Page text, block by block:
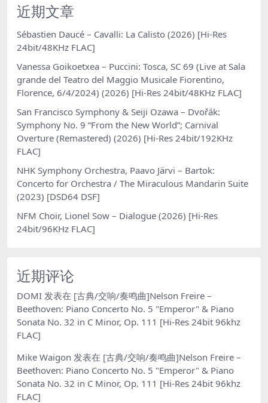
近期文章
Sébastien Daucé – Cavalli: La Calisto (2026) [Hi-Res
24bit/48KHz FLAC]
Vanessa Goikoetxea – Puccini: Tosca, SC 69 (Live at Sala
grande del Teatro del Maggio Musicale Fiorentino,
Florence, 6/4/2024) (2026) [Hi-Res 24bit/48KHz FLAC]
San Francisco Symphony & Seiji Ozawa – Dvořák:
Symphony No. 9 “From the New World”; Carnival
Overture (Remastered) (2026) [Hi-Res 24bit/192KHz
FLAC]
NHK Symphony Orchestra, Paavo Järvi – Bartok:
Concerto for Orchestra / The Miraculous Mandarin Suite
(2023) [DSD64 DSF]
NFM Choir, Lionel Sow – Dialogue (2026) [Hi-Res
24bit/96KHz FLAC]
近期评论
DOMI 发表在 [古典/交响/奏鸣曲]Nelson Freire –
Beethoven: Piano Concerto No. 5 "Emperor" & Piano
Sonata No. 32 in C Minor, Op. 111 [Hi-Res 24bit 96khz
FLAC]
Mike Waigon 发表在 [古典/交响/奏鸣曲]Nelson Freire –
Beethoven: Piano Concerto No. 5 "Emperor" & Piano
Sonata No. 32 in C Minor, Op. 111 [Hi-Res 24bit 96khz
FLAC]